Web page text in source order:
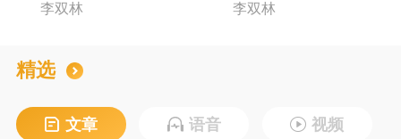
李双林 李双林
精选
文章 语音 视频